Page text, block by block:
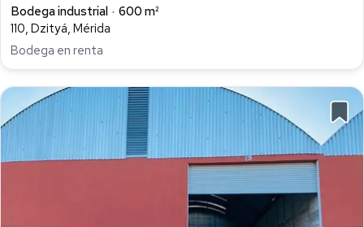
Bodega industrial
600 m²
110, Dzityá, Mérida
Bodega en renta